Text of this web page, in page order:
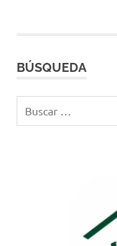
BÚSQUEDA